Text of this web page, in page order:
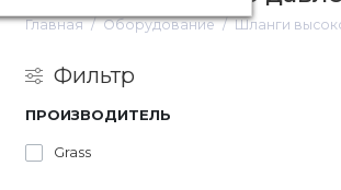
Главная Оборудование Шланги
Фильтр
ПРОИЗВОДИТЕЛЬ
Grass